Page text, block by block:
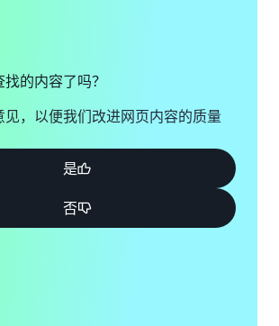
的内容了吗？
见，以便我们改进网页内容的质量
是
否